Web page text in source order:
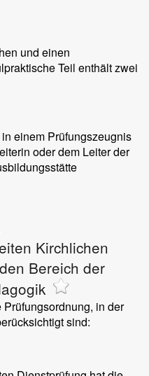
und einen
Teil enthält zwei
einem Prüfungszeugnis
oder dem Leiter der
Kirchlichen
Bereich der
in der
sind: